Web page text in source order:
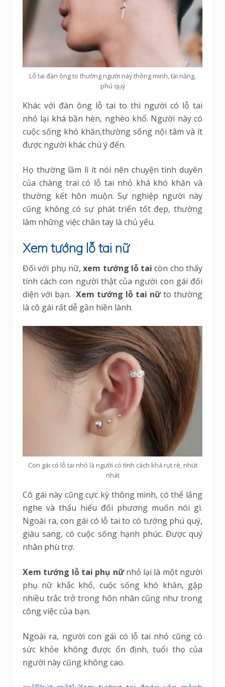
Lỗ tai đàn ông to thường người này thông minh, tài năng,
phú quý
Khác với đàn ông lỗ tai to thì người có lỗ tai
nhỏ lại khá bần hèn, nghèo khổ. Người này có
cuộc sống khó khăn,thường sống nội tâm và ít
được người khác chú ý đến.
Họ thường lầm lì ít nói nên chuyện tình duyên
của chàng trai có lỗ tai nhỏ khá khó khăn và
thường kết hôn muộn. Sự nghiệp người này
cũng không có sự phát triển tốt đẹp, thường
làm những việc chân tay là chủ yếu.
Xem tướng lỗ tai nữ
Đối với phụ nữ, xem tướng lỗ tai còn cho thấy
tính cách con người thật của người con gái đối
diện với bạn. Xem tướng lỗ tai nữto thường
là cô gái rất dễ gần hiền lành.
Con gái có lỗ tai nhỏ là người có tính cách khá rụt rè, nhút
nhát
Cô gái này cũng cực kỳ thông minh, có thể lắng
nghe và thấu hiểu đối phương muốn nói gì.
Ngoài ra, con gái có lỗ tai to có tướng phú quý,
giàu sang, có cuộc sống hạnh phúc. Được quý
nhân phù trợ.
Xem tướng lỗ tai phụ nữnhỏ lại là một người
phụ nữ khắc khổ, cuộc sống khó khăn, gặp
nhiều trắc trở trong hôn nhân cũng như trong
công việc của bạn.
Ngoài ra, người con gái có lỗ tai nhỏ cũng có
sức khỏe không được ổn định, tuổi thọ của
người này cũng không cao.